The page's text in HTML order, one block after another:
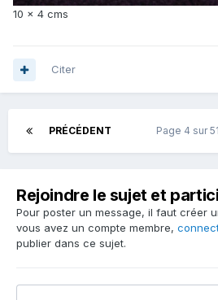
10 x 4 cms
Citer
PRÉCÉDENT Page 4 sur 51
Rejoindre le sujet et
Pour poster un message, il faut créer
vous avez un compte membre,
publier dans ce sujet.